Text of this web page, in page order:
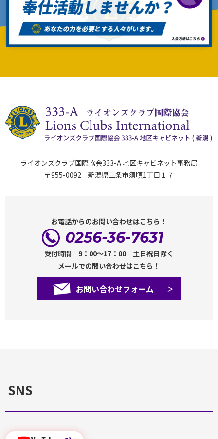
ライオンズクラブ国際協会333-A 地区キャビネット事務局
〒955-0092 新潟県三条市須頃1丁目１７
お電話からのお問い合わせはこちら！
0256-36-7631
受付時間 9：00～17：00 土日祝日除く
メールでの問い合わせはこちら！
お問い合わせフォーム
SNS